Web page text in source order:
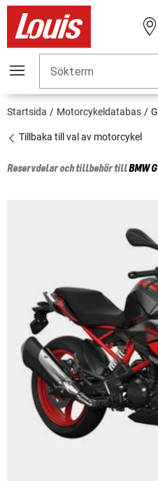
Sökterm
Startsida Motorcykeldatabas
Tillbaka till val av motorcykel
Reservdelar och tillbehör tillBMW